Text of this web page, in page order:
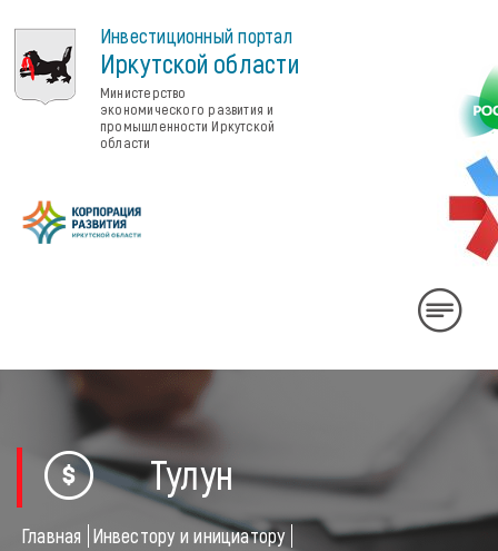
中
Личный
кабинет
Инвестиционный портал
Иркутской области
Министерство
экономического развития и
промышленности Иркутской
области
Тулун
Главная Инвестору и инициатору